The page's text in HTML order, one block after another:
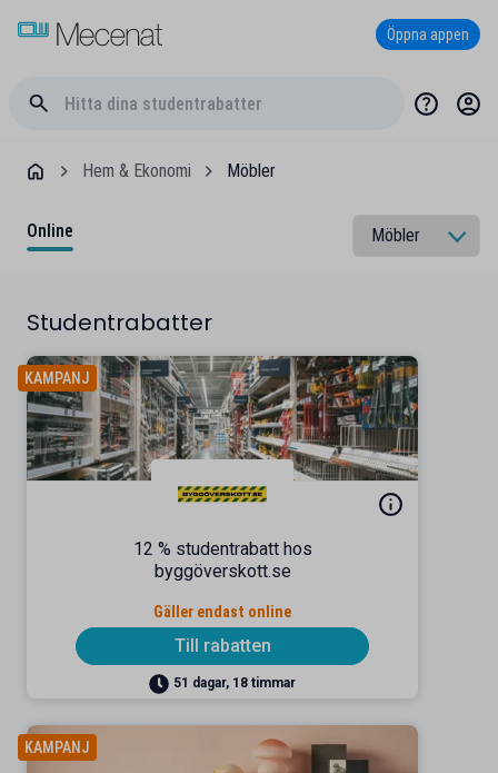
Öppna appen
Hem & Ekonomi Möbler
Online
Studentrabatter
KAMPANJ
12 % studentrabatt hos
byggöverskott.se
Gäller endast online
Till rabatten
51 dagar, 18 timmar
KAMPANJ